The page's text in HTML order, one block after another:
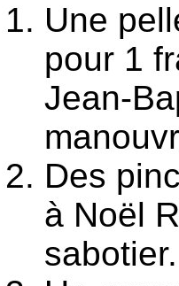
Une
pour 1
Jean-
Des
à Noël
sabotier.